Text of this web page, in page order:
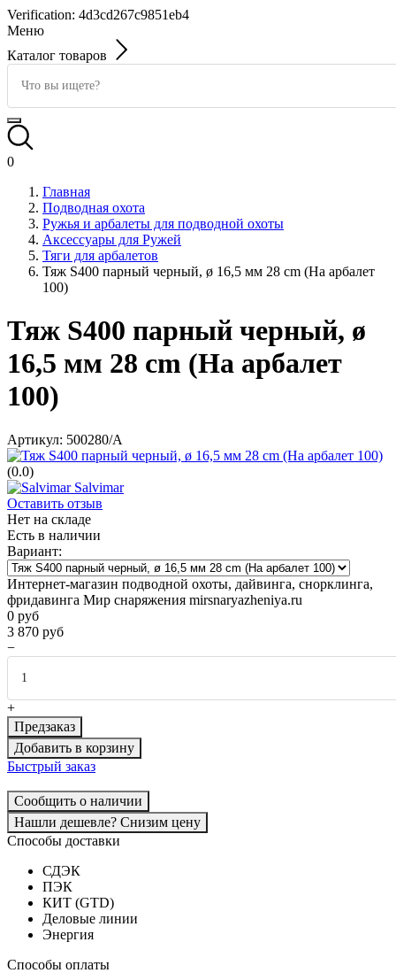
Verification: 4d3cd267c9851eb4
Меню
Каталог товаров
0
Главная
Подводная охота
Ружья и арбалеты для подводной охоты
Аксессуары для Ружей
Тяги для арбалетов
Тяж S400 парный черный, ø 16,5 мм 28 cm (На арбалет
100)
Тяж S400 парный черный, ø
16,5 мм 28 cm (На арбалет
100)
Артикул: 500280/A
(0.0)
Salvimar
Оставить отзыв
Нет на складе
Есть в наличии
Вариант:
Интернет-магазин подводной охоты, дайвинга, снорклинга,
фридавинга Мир снаряжения mirsnaryazheniya.ru
0 руб
3 870 руб
−
+
Предзаказ
Добавить в корзину
Быстрый заказ
Сообщить о наличии
Нашли дешевле? Снизим цену
Способы доставки
СДЭК
ПЭК
КИТ (GTD)
Деловые линии
Энергия
Способы оплаты